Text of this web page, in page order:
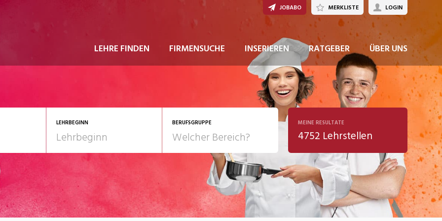
LEHRE FINDEN FIRMENSUCHE INSERIEREN RATGEBER ÜBER UNS
JOBABO MERKLISTE LOGIN
LEHRBEGINN BERUFSGRUPPE
Gesundheit/Pflege/Soziales
Telco
Kultur
MEINE RESULTATE
4752 Lehrstellen
JETZT BEWERBEN